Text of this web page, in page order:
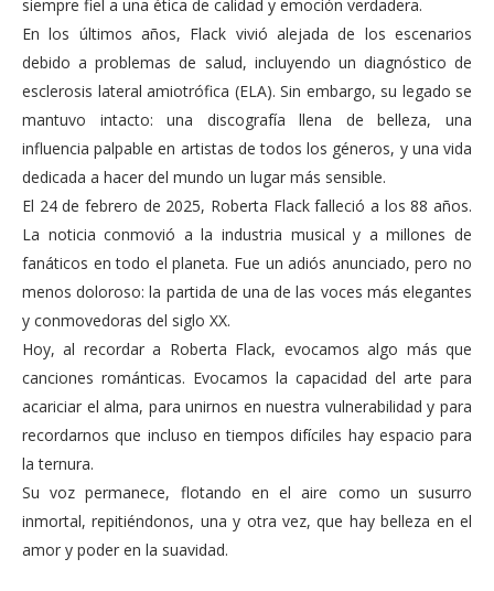
siempre fiel a una ética de calidad y emoción verdadera.
En los últimos años, Flack vivió alejada de los escenarios
debido a problemas de salud, incluyendo un diagnóstico de
esclerosis lateral amiotrófica (ELA). Sin embargo, su legado se
mantuvo intacto: una discografía llena de belleza, una
influencia palpable en artistas de todos los géneros, y una vida
dedicada a hacer del mundo un lugar más sensible.
El 24 de febrero de 2025, Roberta Flack falleció a los 88 años.
La noticia conmovió a la industria musical y a millones de
fanáticos en todo el planeta. Fue un adiós anunciado, pero no
menos doloroso: la partida de una de las voces más elegantes
y conmovedoras del siglo XX.
Hoy, al recordar a Roberta Flack, evocamos algo más que
canciones románticas. Evocamos la capacidad del arte para
acariciar el alma, para unirnos en nuestra vulnerabilidad y para
recordarnos que incluso en tiempos difíciles hay espacio para
la ternura.
Su voz permanece, flotando en el aire como un susurro
inmortal, repitiéndonos, una y otra vez, que hay belleza en el
amor y poder en la suavidad.